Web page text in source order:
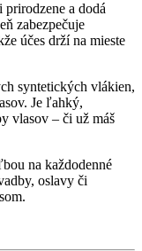
a dodá
zabezpečuje
účes drží na mieste
syntetických vlákien,
Je ľahký,
vlasov – či už máš
na každodenné
oslavy či